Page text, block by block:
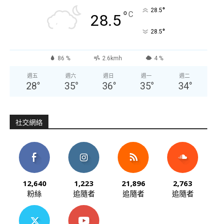
28.5°C 28.5°
28.5°
86 % 2.6kmh 4 %
週五
28°
週六
35°
週日
36°
週一
35°
週二
34°
社交網絡
12,640
粉絲
1,223
追隨者
21,896
追隨者
2,763
追隨者